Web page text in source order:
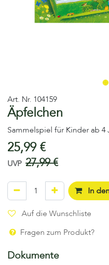
Art. Nr. 104159
Äpfelchen
Sammelspiel für Kinder ab 4
25,99€
UVP 27,99€
In
Auf die Wunschliste
Fragen zum Produkt?
Dokumente